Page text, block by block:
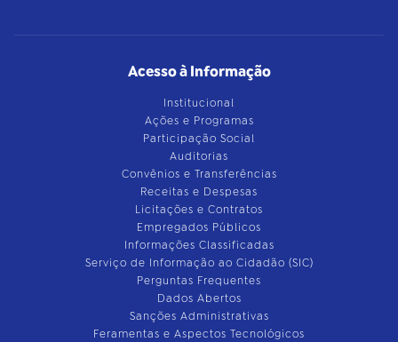
Acesso à Informação
Institucional
Ações e Programas
Participação Social
Auditorias
Convênios e Transferências
Receitas e Despesas
Licitações e Contratos
Empregados Públicos
Informações Classificadas
Serviço de Informação ao Cidadão (SIC)
Perguntas Frequentes
Dados Abertos
Sanções Administrativas
Feramentas e Aspectos Tecnológicos